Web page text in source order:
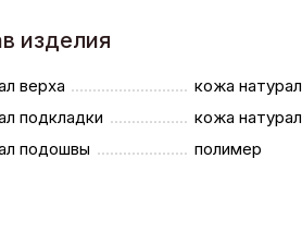
изделия
верха
кожа
подкладки
кожа
подошвы
полимер